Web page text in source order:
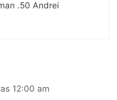
.50 Andrei
12:00 am